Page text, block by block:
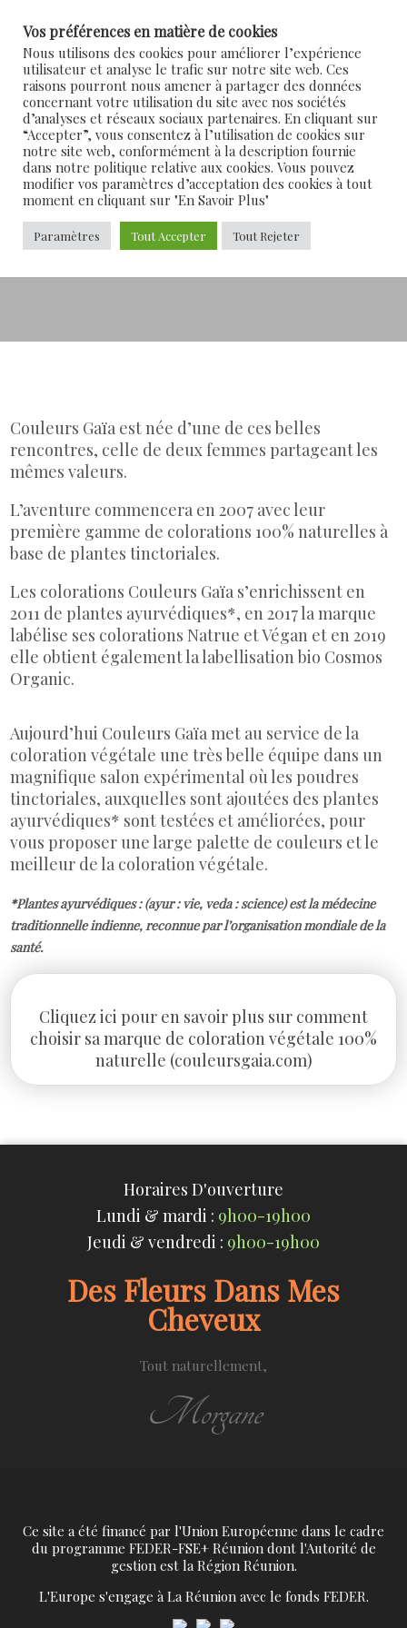
Couleurs Gaïa
Des Fleurs Dans Mes Cheveux» Couleurs
Gaïa
Couleurs Gaïa est née d’une de ces belles
rencontres, celle de deux femmes partageant les
mêmes valeurs.
L’aventure commencera en 2007 avec leur
première gamme de colorations 100% naturelles à
base de plantes tinctoriales.
Les colorations Couleurs Gaïa s’enrichissent en
2011 de plantes ayurvédiques*, en 2017 la marque
labélise ses colorations Natrue et Végan et en 2019
elle obtient également la labellisation bio Cosmos
Organic.
Aujourd’hui Couleurs Gaïa met au service de la
coloration végétale une très belle équipe dans un
magnifique salon expérimental où les poudres
tinctoriales, auxquelles sont ajoutées des plantes
ayurvédiques* sont testées et améliorées, pour
vous proposer une large palette de couleurs et le
meilleur de la coloration végétale.
*Plantes ayurvédiques : (ayur : vie, veda : science) est la médecine
traditionnelle indienne, reconnue par l’organisation mondiale de la
santé.
Cliquez ici pour en savoir plus sur comment
choisir sa marque de coloration végétale 100%
naturelle (couleursgaia.com)
Horaires D'ouverture
Lundi & mardi : 9h00-19h00
Jeudi & vendredi : 9h00-19h00
Des Fleurs Dans Mes
Cheveux
Tout naturellement,
Morgane
Ce site a été financé par l'Union Européenne dans le cadre
du programme FEDER-FSE+ Réunion dont l'Autorité de
gestion est la Région Réunion.
L'Europe s'engage à La Réunion avec le fonds FEDER.
Vos préférences en matière de cookies
Nous utilisons des cookies pour améliorer l’expérience
utilisateur et analyse le trafic sur notre site web. Ces
raisons pourront nous amener à partager des données
concernant votre utilisation du site avec nos sociétés
d’analyses et réseaux sociaux partenaires. En cliquant sur
“Accepter”, vous consentez à l’utilisation de cookies sur
notre site web, conformément à la description fournie
dans notre politique relative aux cookies. Vous pouvez
modifier vos paramètres d’acceptation des cookies à tout
moment en cliquant sur "En Savoir Plus"
Paramètres Tout Accepter Tout Rejeter